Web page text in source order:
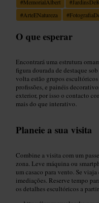
#MemorialAlbert #
#ArteENatureza #
O que esperar
Encontrará uma estrutura
figura dourada de destaque
volta estão grupos
profissões, e painéis
exterior, por isso o contacto
mais do que interativo.
Planeie a sua visita
Combine a visita com um
zona. Leve máquina ou
um casaco para vento. Se
imediações. Reserve tempo
os detalhes escultóricos a